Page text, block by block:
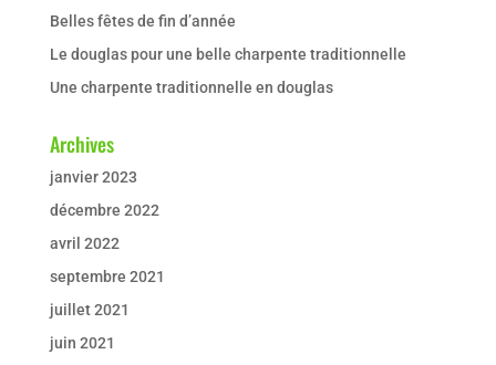
Belles fêtes de fin d’année
Le douglas pour une belle charpente traditionnelle
Une charpente traditionnelle en douglas
Archives
janvier 2023
décembre 2022
avril 2022
septembre 2021
juillet 2021
juin 2021